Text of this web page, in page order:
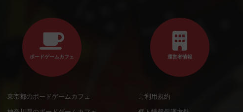
ボードゲームカフェ
東京都のボードゲームカフェ
運営者情報
ご利用規約